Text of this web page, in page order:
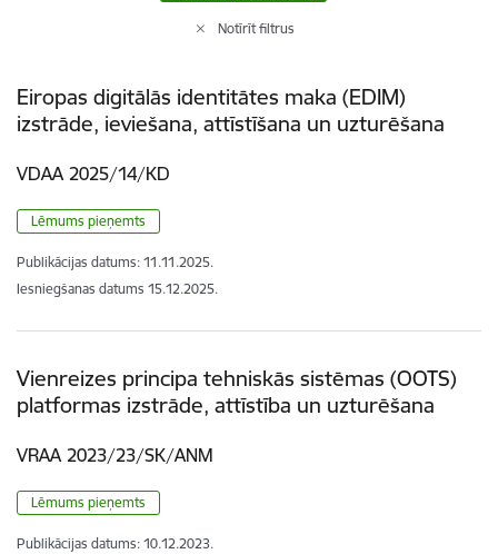
Notīrīt filtrus
Eiropas digitālās identitātes maka (EDIM)
izstrāde, ieviešana, attīstīšana un uzturēšana
VDAA 2025/14/KD
Lēmums pieņemts
Publikācijas datums: 11.11.2025.
Iesniegšanas datums 15.12.2025.
Vienreizes principa tehniskās sistēmas (OOTS)
platformas izstrāde, attīstība un uzturēšana
VRAA 2023/23/SK/ANM
Lēmums pieņemts
Publikācijas datums: 10.12.2023.